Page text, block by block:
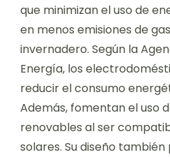
que minimizan el uso de
en menos emisiones de
invernadero. Según la
Energía, los
reducir el consumo
Además, fomentan el uso
renovables al ser
solares. Su diseño